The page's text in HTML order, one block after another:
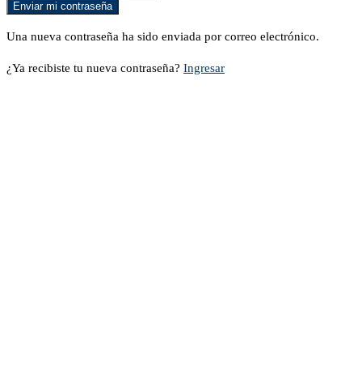
Una nueva contraseña ha sido enviada por correo electrónico.
¿Ya recibiste tu nueva contraseña? Ingresar